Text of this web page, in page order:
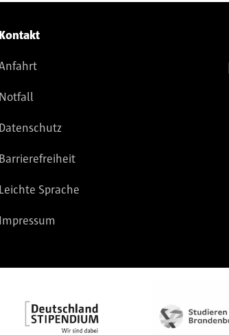
Kontakt
Notfall
Datenschutz
Barrierefreiheit
Leichte Sprache
Impressum